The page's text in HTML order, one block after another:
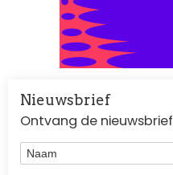
Nieuwsbrief
Ontvang de nieuwsbrief
Naam